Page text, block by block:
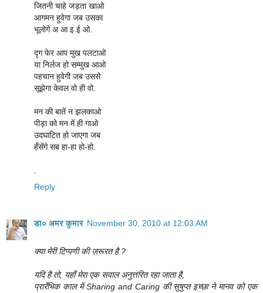
जितनी चाहे जड़ता खाओ
आगमन हुवेगा जब उसका
भूलोगे अ आ इ ई ओ.
दृग फेर आप मुख पलटाओ
या निर्लज हो सम्मुख आओ
पहचान हुवेगी जब उससे
सूझेगा केवल वो ही वो.
मन की बातें न झलकाओ
पीड़ा को मन में ही गाओ
उदघाटित हो जाएगा जब
हँसेंगे सब हा-हा हो-हो.
Reply
डा० अमर कुमार November 30, 2010 at 12:03 AM
क्या मेरी टिप्पणी की ज़रूरत है ?
यदि है तो, यहाँ मेरा एक सवाल अनुत्तरित रहा जाता है,
प्रारँभिक काल में Sharing and Caring की सुषुप्त इच्छा ने मानव को एक